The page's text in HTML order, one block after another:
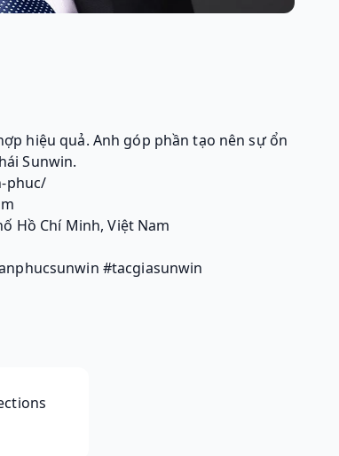
hiệu quả. Anh góp phần tạo nên sự ổn
Sunwin.
phuc/
Hồ Chí Minh, Việt Nam
#tacgiasunwin